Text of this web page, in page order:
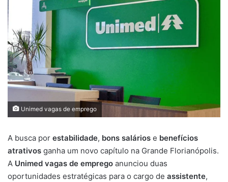
Unimed vagas de emprego
A busca por estabilidade, bons salários e benefícios
atrativos ganha um novo capítulo na Grande Florianópolis.
A Unimed vagas de emprego anunciou duas
oportunidades estratégicas para o cargo de assistente,